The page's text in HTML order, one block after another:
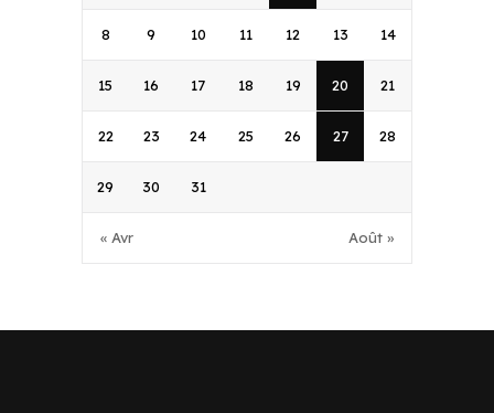
« Avr Août »
8 9 10 11 12 13 14
15 16 17 18 19 20 21
22 23 24 25 26 27 28
29 30 31